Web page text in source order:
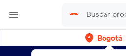
Bogotá